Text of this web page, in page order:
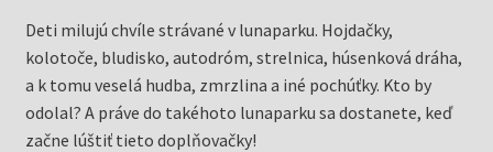
Deti milujú chvíle strávané v lunaparku. Hojdačky,
kolotoče, bludisko, autodróm, strelnica, húsenková dráha,
a k tomu veselá hudba, zmrzlina a iné pochúťky. Kto by
odolal? A práve do takéhoto lunaparku sa dostanete, keď
začne lúštiť tieto doplňovačky!